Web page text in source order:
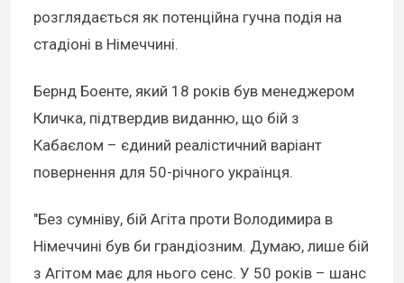
розглядається як потенційна гучна подія на
стадіоні в Німеччині.
Бернд Боенте, який 18 років був менеджером
Кличка, підтвердив виданню, що бій з
Кабаєлом – єдиний реалістичний варіант
повернення для 50-річного українця.
"Без сумніву, бій Агіта проти Володимира в
Німеччині був би грандіозним. Думаю, лише бій
з Агітом має для нього сенс. У 50 років – шанс